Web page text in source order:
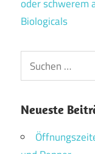
oder schwerem
Biologicals
Suchen
nach:
Neueste